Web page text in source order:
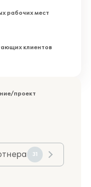
рабочих мест
клиентов
проект
31